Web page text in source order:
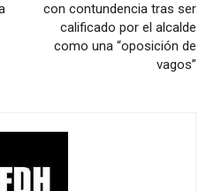
con contundencia tras ser
calificado por el alcalde
como una “oposición de
vagos”